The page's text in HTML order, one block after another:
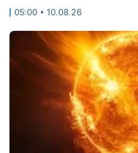
05:00 • 10.08.26